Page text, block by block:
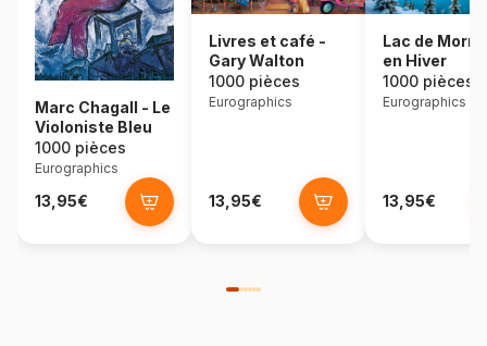
Marc Chagall - Le
Violoniste Bleu
1000 pièces
Eurographics
13,95€
Livres et café -
Gary Walton
1000 pièces
Eurographics
13,95€
Lac de
en Hiver
1000 pièces
Eurographics
13,95€